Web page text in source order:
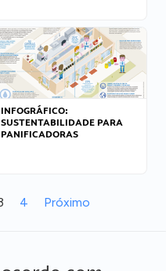
INFOGRÁFICO:
SUSTENTABILIDADE PARA
PANIFICADORAS
4 Próximo